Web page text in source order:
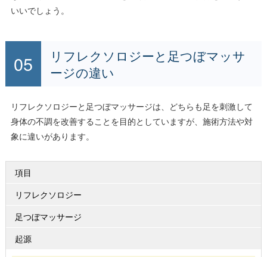
いいでしょう。
リフレクソロジーと足つぼマッサ
ージの違い
リフレクソロジーと足つぼマッサージは、どちらも足を刺激して
身体の不調を改善することを目的としていますが、施術方法や対
象に違いがあります。
項目
リフレクソロジー
足つぼマッサージ
起源